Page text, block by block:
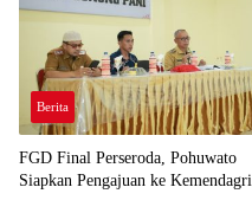
Berita
FGD Final Perseroda, Pohuwato
Siapkan Pengajuan ke Kemendagri